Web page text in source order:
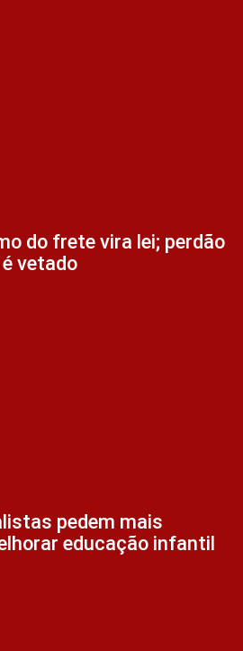
do frete vira lei; perdão
vetado
pedem mais
educação infantil